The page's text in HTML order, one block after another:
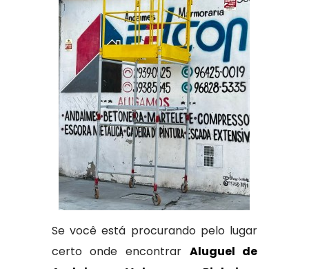
Se você está procurando pelo lugar
certo onde encontrar Aluguel de